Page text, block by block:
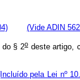
(Vide ADIN
do § 2odeste artigo,
pela Lei nº